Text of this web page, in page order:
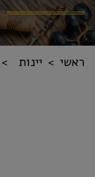
ראשי יינות